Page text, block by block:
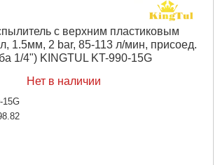
с верхним пластиковым
1.5мм, 2 bar, 85-113 л/мин, присоед.
1/4") KINGTUL KT-990-15G
Нет в наличии
15G